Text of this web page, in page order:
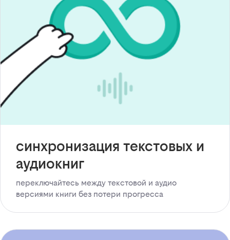
синхронизация текстовых и
аудиокниг
переключайтесь между текстовой и аудио
версиями книги без потери прогресса